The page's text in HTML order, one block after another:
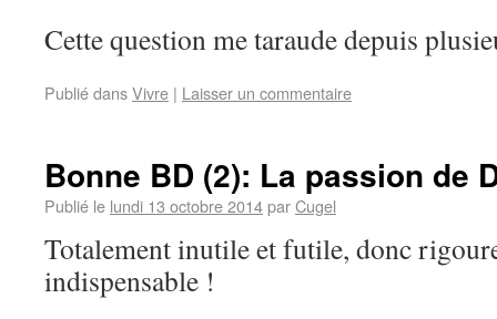
Cette question me taraude depuis
Publié dansVivre | Laisser un commentaire
Bonne BD (2): La passion de
Publié le lundi 13 octobre 2014parCugel
Totalement inutile et futile, donc
indispensable !